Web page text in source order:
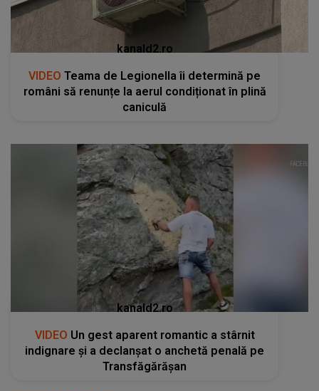
kanald2.ro
VIDEO Teama de Legionella îi determină pe
români să renunțe la aerul condiționat în plină
caniculă
kanald2.ro
VIDEO Un gest aparent romantic a stârnit
indignare și a declanșat o anchetă penală pe
Transfăgărășan